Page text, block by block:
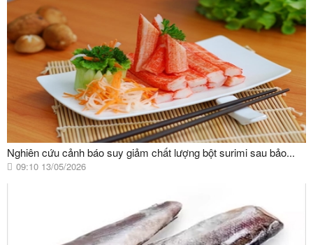
Nghiên cứu cảnh báo suy giảm chất lượng bột surimi sau bảo...
09:10 13/05/2026